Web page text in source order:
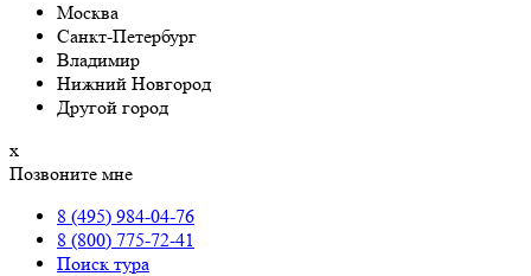
Москва
Санкт-Петербург
Владимир
Нижний Новгород
Другой город
х
Позвоните мне
8 (495) 984-04-76
8 (800) 775-72-41
Поиск тура